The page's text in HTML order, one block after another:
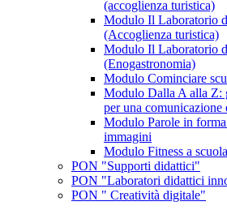
(accoglienza turistica)
Modulo Il Laboratorio
(Accoglienza turistica)
Modulo Il Laboratorio
(Enogastronomia)
Modulo Cominciare
Modulo Dalla A alla Z:
per una comunicazione
Modulo Parole in
immagini
Modulo Fitness a scuola
PON "Supporti didattici"
PON "Laboratori didattici
PON " Creatività digitale"